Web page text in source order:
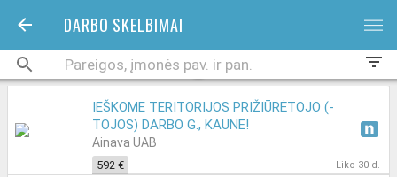
DARBO SKELBIMAI bars
filter_list
IEŠKOME TERITORIJOS PRIŽIŪRĖTOJO (-
TOJOS) DARBO G., KAUNE!
Ainava UAB
592 € Liko 30 d.